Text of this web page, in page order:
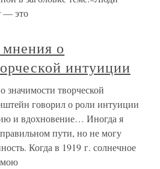
— это
о
интуиции
значимости творческой
говорил о роли интуиции
и вдохновение… Иногда я
пути, но не могу
Когда в 1919 г. солнечное
мою